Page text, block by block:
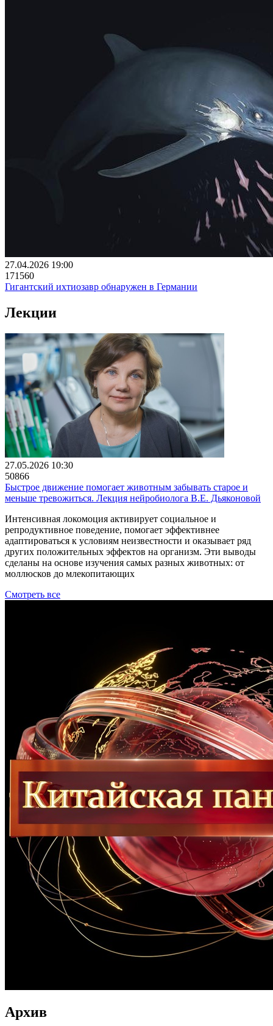
27.04.2026 19:00
171560
Гигантский ихтиозавр обнаружен в Германии
Лекции
27.05.2026 10:30
50866
Быстрое движение помогает животным забывать старое и
меньше тревожиться. Лекция нейробиолога В.Е. Дьяконовой
Интенсивная локомоция активирует социальное и
репродуктивное поведение, помогает эффективнее
адаптироваться к условиям неизвестности и оказывает ряд
других положительных эффектов на организм. Эти выводы
сделаны на основе изучения самых разных животных: от
моллюсков до млекопитающих
Смотреть все
Архив